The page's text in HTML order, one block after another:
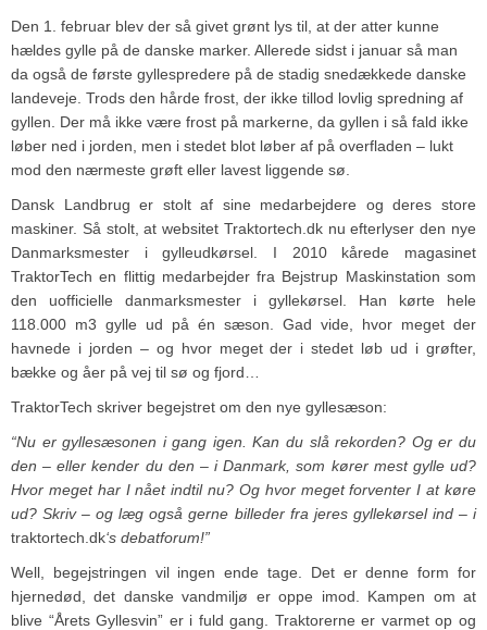
Den 1. februar blev der så givet grønt lys til, at der atter kunne
hældes gylle på de danske marker. Allerede sidst i januar så man
da også de første gyllespredere på de stadig snedækkede danske
landeveje. Trods den hårde frost, der ikke tillod lovlig spredning af
gyllen. Der må ikke være frost på markerne, da gyllen i så fald ikke
løber ned i jorden, men i stedet blot løber af på overfladen – lukt
mod den nærmeste grøft eller lavest liggende sø.
Dansk Landbrug er stolt af sine medarbejdere og deres store
maskiner. Så stolt, at websitet Traktortech.dk nu efterlyser den nye
Danmarksmester i gylleudkørsel. I 2010 kårede magasinet
TraktorTech en flittig medarbejder fra Bejstrup Maskinstation som
den uofficielle danmarksmester i gyllekørsel. Han kørte hele
118.000 m3 gylle ud på én sæson. Gad vide, hvor meget der
havnede i jorden – og hvor meget der i stedet løb ud i grøfter,
bække og åer på vej til sø og fjord…
TraktorTech skriver begejstret om den nye gyllesæson:
“Nu er gyllesæsonen i gang igen. Kan du slå rekorden? Og er du
den – eller kender du den – i Danmark, som kører mest gylle ud?
Hvor meget har I nået indtil nu? Og hvor meget forventer I at køre
ud? Skriv – og læg også gerne billeder fra jeres gyllekørsel ind – i
traktortech.dk‘s debatforum!”
Well, begejstringen vil ingen ende tage. Det er denne form for
hjernedød, det danske vandmiljø er oppe imod. Kampen om at
blive “Årets Gyllesvin” er i fuld gang. Traktorerne er varmet op og